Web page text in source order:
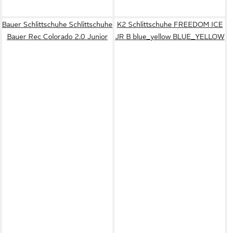
Bauer Schlittschuhe Schlittschuhe
Bauer Rec Colorado 2.0 Junior
K2 Schlittschuhe FREEDOM ICE
JR B blue_yellow BLUE_YELLOW